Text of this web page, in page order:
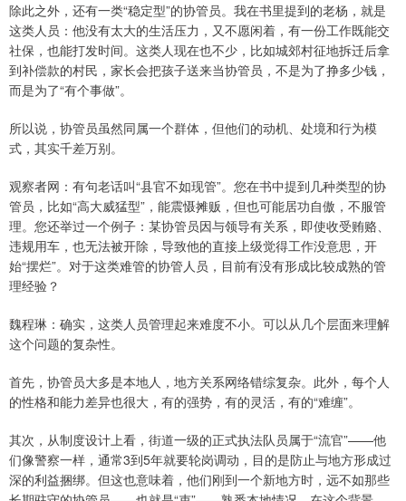
除此之外，还有一类“稳定型”的协管员。我在书里提到的老杨，就是
这类人员：他没有太大的生活压力，又不愿闲着，有一份工作既能交
社保，也能打发时间。这类人现在也不少，比如城郊村征地拆迁后拿
到补偿款的村民，家长会把孩子送来当协管员，不是为了挣多少钱，
而是为了“有个事做”。
所以说，协管员虽然同属一个群体，但他们的动机、处境和行为模
式，其实千差万别。
观察者网：有句老话叫“县官不如现管”。您在书中提到几种类型的协
管员，比如“高大威猛型”，能震慑摊贩，但也可能居功自傲，不服管
理。您还举过一个例子：某协管员因与领导有关系，即使收受贿赂、
违规用车，也无法被开除，导致他的直接上级觉得工作没意思，开
始“摆烂”。对于这类难管的协管人员，目前有没有形成比较成熟的管
理经验？
魏程琳：确实，这类人员管理起来难度不小。可以从几个层面来理解
这个问题的复杂性。
首先，协管员大多是本地人，地方关系网络错综复杂。此外，每个人
的性格和能力差异也很大，有的强势，有的灵活，有的“难缠”。
其次，从制度设计上看，街道一级的正式执法队员属于“流官”——他
们像警察一样，通常3到5年就要轮岗调动，目的是防止与地方形成过
深的利益捆绑。但这也意味着，他们刚到一个新地方时，远不如那些